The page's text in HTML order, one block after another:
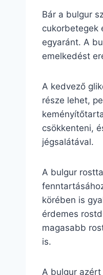
Bár a bulgur
cukorbetegek
egyaránt. A
emelkedést
A kedvező
része lehet,
csökkenteni,
jégsalátával.
A bulgur
körében is
érdemes
magasabb
is.
A bulgur